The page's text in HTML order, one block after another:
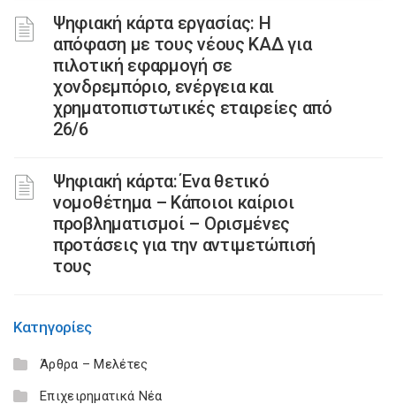
Ψηφιακή κάρτα εργασίας: Η
απόφαση με τους νέους ΚΑΔ για
πιλοτική εφαρμογή σε
χονδρεμπόριο, ενέργεια και
χρηματοπιστωτικές εταιρείες από
26/6
Ψηφιακή κάρτα: Ένα θετικό
νομοθέτημα – Κάποιοι καίριοι
προβληματισμοί – Ορισμένες
προτάσεις για την αντιμετώπισή
τους
Κατηγορίες
Άρθρα – Μελέτες
Επιχειρηματικά Νέα